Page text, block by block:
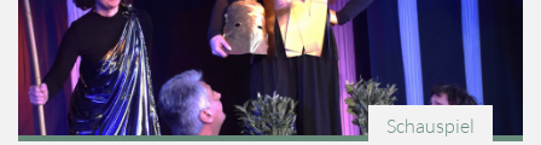
Schauspiel